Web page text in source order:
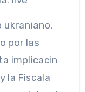
por las
implicacin
la Fiscala